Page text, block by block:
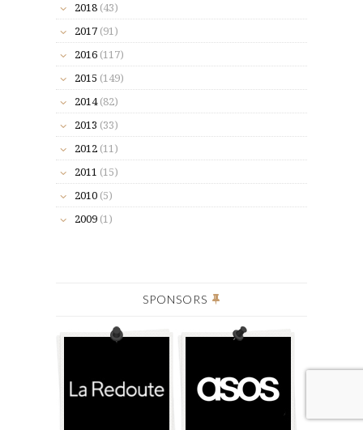
2018 (43)
2017 (91)
2016 (117)
2015 (149)
2014(82)
2013 (33)
2012 (11)
2011 (15)
2010 (5)
2009 (1)
SPONSORS